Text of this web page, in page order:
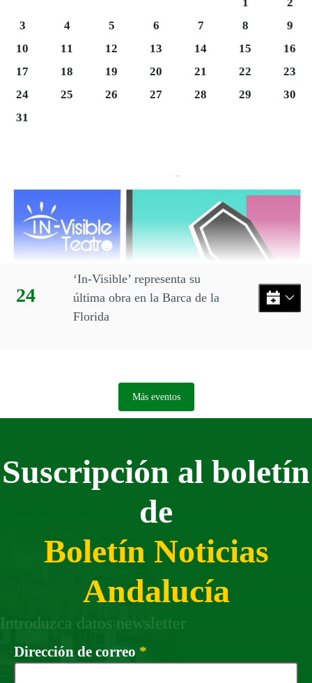
Lunes 3
3 Martes 4
4 Miércoles 5
5 Jueves 6
6 Viernes 7
7 Sábado 8
8
9
Lunes 10
10 Martes 11
11 Miércoles 12
12 Jueves 13
13 Viernes 14
14 Sábado 15
15
16
Lunes 17
17 Martes 18
18 Miércoles 19
19 Jueves 20
20 Viernes 21
21 Sábado 22
22
23
24
Martes 25
25 Miércoles 26
26 Jueves 27
27 Viernes 28
28 Sábado 29
29
30
Lunes 31
31
Eventos disponibles en el
Día:
24
‘In-Visible’ representa su
última obra en la Barca de la
Florida
Más eventos
Suscripción al boletín
de
Boletín Noticias
Andalucía
Introduzca datos newsletter
Dirección de correo *